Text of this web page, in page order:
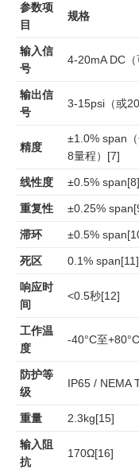
参数项
目
规格
输入信
号
4-20mA DC（
输出信
号
3-15psi（或
精度
±1.0% span
8量程） [7]
线性度 ±0.5% span[8]
重复性 ±0.25% span
滞环 ±0.5% span
死区 0.1% span[11]
响应时
间
<0.5秒[12]
工作温
度
-40°C至
防护等
级
IP65 / NEMA
重量 2.3kg[15]
输入阻
抗
170Ω[16]